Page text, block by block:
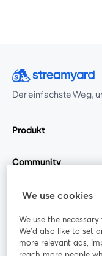
Der einfachste Weg,
Produkt
Community
StreamYard für
Mitmachen
We use cookies
We use the
We'd also like to set
more relevant ads,